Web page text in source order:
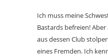
Ich muss meine
Bastards befreien!
aus dessen Club
eines Fremden. Ich